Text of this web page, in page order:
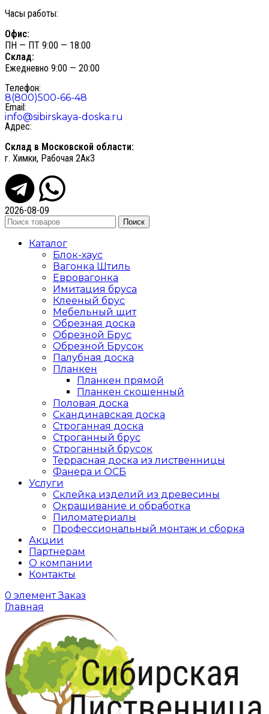
Часы работы:
Офис:
ПН — ПТ 9:00 — 18:00
Склад:
Ежедневно 9:00 — 20:00
Телефон:
8(800)500-66-48
Email:
info@sibirskaya-doska.ru
Адрес:
Склад в Московской области:
г. Химки, Рабочая 2Ак3
2026-08-09
Поиск
Каталог
Блок-хаус
Вагонка Штиль
Евровагонка
Имитация бруса
Клееный брус
Мебельный щит
Обрезная доска
Обрезной Брус
Обрезной Брусок
Палубная доска
Планкен
Планкен прямой
Планкен скошенный
Половая доска
Скандинавская доска
Строганная доска
Строганный брус
Строганный брусок
Террасная доска из лиственницы
Фанера и ОСБ
Услуги
Склейка изделий из древесины
Окрашивание и обработка
Пиломатериалы
Профессиональный монтаж и сборка
Акции
Партнерам
О компании
Контакты
0 элемент Заказ
Главная